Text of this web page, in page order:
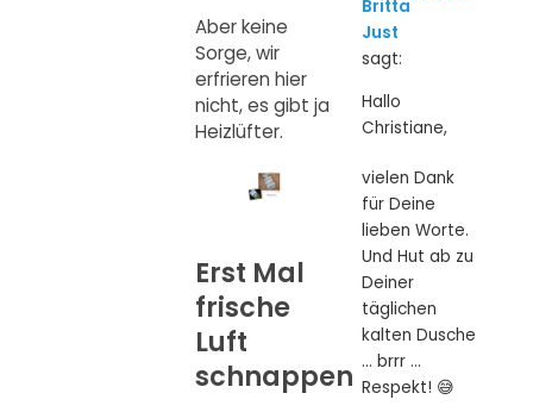
Aber keine
Sorge, wir
erfrieren hier
nicht, es gibt ja
Heizlüfter.
Erst Mal
frische
Luft
schnappen
Britta
Just
sagt:
Hallo
Christiane,
vielen Dank
für Deine
lieben Worte.
Und Hut ab zu
Deiner
täglichen
kalten Dusche
… brrr …
Respekt! 😅